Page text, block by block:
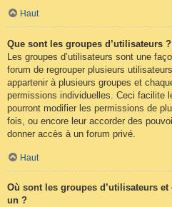
Haut
Que sont les groupes d’utilisateurs ?
Les groupes d’utilisateurs sont une
forum de regrouper plusieurs
appartenir à plusieurs groupes et
permissions individuelles. Ceci facilite
pourront modifier les permissions de
fois, ou encore leur accorder des
donner accès à un forum privé.
Haut
Où sont les groupes d’utilisateurs
un ?